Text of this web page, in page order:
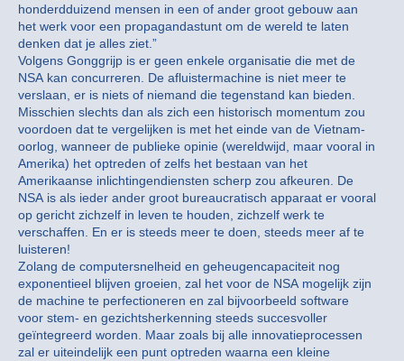
honderdduizend mensen in een of ander groot gebouw aan
het werk voor een propagandastunt om de wereld te laten
denken dat je alles ziet.”
Volgens Gonggrijp is er geen enkele organisatie die met de
NSA kan concurreren. De afluistermachine is niet meer te
verslaan, er is niets of niemand die tegenstand kan bieden.
Misschien slechts dan als zich een historisch momentum zou
voordoen dat te vergelijken is met het einde van de Vietnam-
oorlog, wanneer de publieke opinie (wereldwijd, maar vooral in
Amerika) het optreden of zelfs het bestaan van het
Amerikaanse inlichtingendiensten scherp zou afkeuren. De
NSA is als ieder ander groot bureaucratisch apparaat er vooral
op gericht zichzelf in leven te houden, zichzelf werk te
verschaffen. En er is steeds meer te doen, steeds meer af te
luisteren!
Zolang de computersnelheid en geheugencapaciteit nog
exponentieel blijven groeien, zal het voor de NSA mogelijk zijn
de machine te perfectioneren en zal bijvoorbeeld software
voor stem- en gezichtsherkenning steeds succesvoller
geïntegreerd worden. Maar zoals bij alle innovatieprocessen
zal er uiteindelijk een punt optreden waarna een kleine